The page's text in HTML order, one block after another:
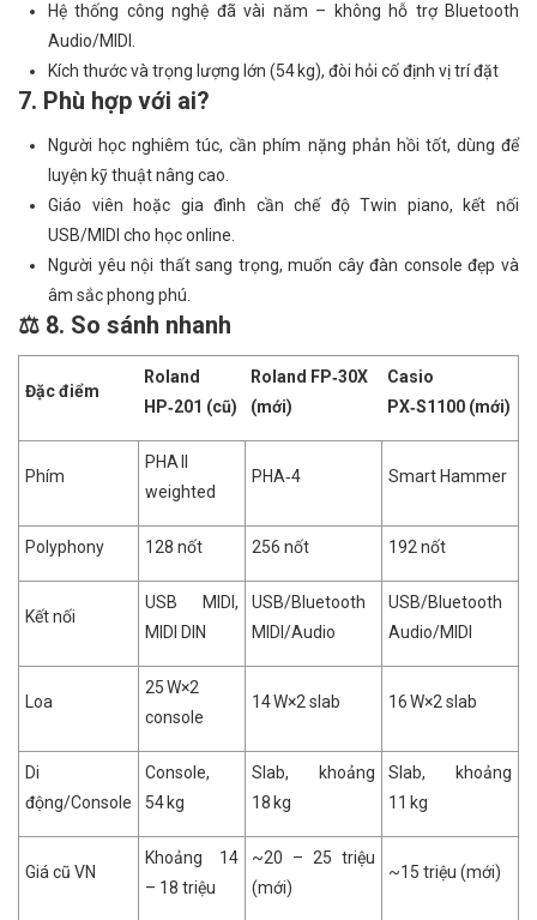
Hệ thống công nghệ đã vài năm – không hỗ trợ Bluetooth
Audio/MIDI.
Kích thước và trọng lượng lớn (54 kg), đòi hỏi cố định vị trí đặt
7. Phù hợp với ai?
Người học nghiêm túc, cần phím nặng phản hồi tốt, dùng để
luyện kỹ thuật nâng cao.
Giáo viên hoặc gia đình cần chế độ Twin piano, kết nối
USB/MIDI cho học online.
Người yêu nội thất sang trọng, muốn cây đàn console đẹp và
âm sắc phong phú.
⚖️ 8. So sánh nhanh
Đặc điểm
Roland
HP‑201 (cũ)
Roland FP‑30X
(mới)
Casio
PX‑S1100 (mới)
Phím
PHA II
weighted
PHA‑4 Smart Hammer
Polyphony 128 nốt 256 nốt 192 nốt
Kết nối
USB MIDI,
MIDI DIN
USB/Bluetooth
MIDI/Audio
USB/Bluetooth
Audio/MIDI
Loa
25 W×2
console
14 W×2 slab 16 W×2 slab
Di
động/Console
Console,
54 kg
Slab, khoảng
18 kg
Slab, khoảng
11 kg
Giá cũ VN
Khoảng 14
– 18 triệu
~20 – 25 triệu
(mới)
~15 triệu (mới)